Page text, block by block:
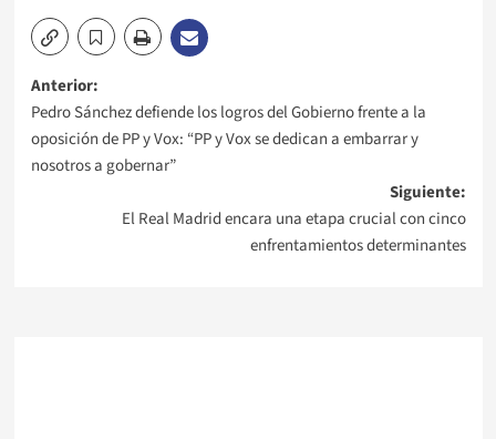
Navegación
de
entradas
Anterior:
Pedro Sánchez defiende los logros del Gobierno frente a la
oposición de PP y Vox: “PP y Vox se dedican a embarrar y
nosotros a gobernar”
Siguiente:
El Real Madrid encara una etapa crucial con cinco
enfrentamientos determinantes